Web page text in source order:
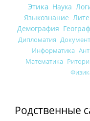
Этика Наука
Языкознание
Демография
Дипломатия
Информатика
Математика
Родственные